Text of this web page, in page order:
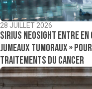
28 JUILLET 2026
Sirius NeoSight entre en
jumeaux tumoraux »
traitements du cancer